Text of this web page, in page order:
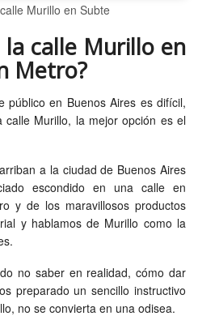
Murillo en Subte
la calle Murillo en
Metro?
público en Buenos Aires es difícil,
Murillo, la mejor opción es el
a la ciudad de Buenos Aires
escondido en una calle en
y de los maravillosos productos
y hablamos de Murillo como la
no saber en realidad, cómo dar
preparado un sencillo instructivo
no se convierta en una odisea.